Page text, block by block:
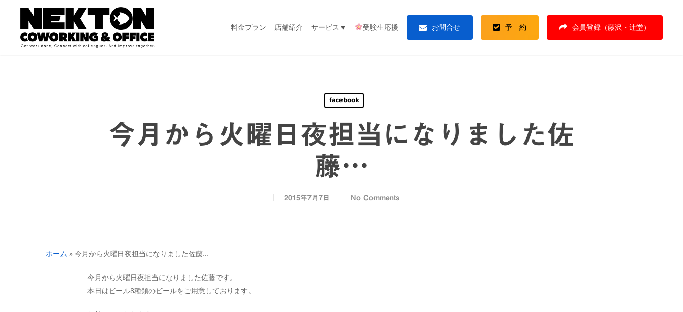
content
料金プラン 店舗紹介 サービス▼ 受験生応援 お問合せ 予 約 会員登録（藤沢・辻堂）
facebook
今月から火曜日夜担当になりました佐
藤…
2015年7月7日 No Comments
ホーム » 今月から火曜日夜担当になりました佐藤…
今月から火曜日夜担当になりました佐藤です。
本日はビール8種類のビールをご用意しております。